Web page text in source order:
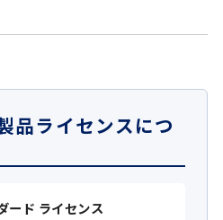
品ライセンスにつ
ード ライセンス